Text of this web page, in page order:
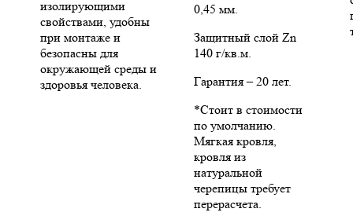
изолирующими
свойствами, удобны
при монтаже и
безопасны для
окружающей среды и
здоровья человека.
0,45 мм.
Защитный слой Zn
140 г/кв.м.
Гарантия – 20 лет.
*Стоит в стоимости
по умолчанию.
Мягкая кровля,
кровля из
натуральной
черепицы требует
перерасчета.